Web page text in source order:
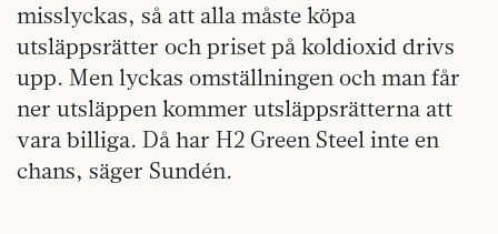
misslyckas, så att alla måste köpa
utsläppsrätter och priset på koldioxid drivs
upp. Men lyckas omställningen och man får
ner utsläppen kommer utsläppsrätterna att
vara billiga. Då har H2 Green Steel inte en
chans, säger Sundén.